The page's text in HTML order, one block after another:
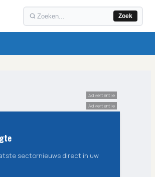
Zoek
Advertentie
Advertentie
sectornieuws direct in uw